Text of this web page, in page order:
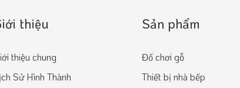
thiệu
thiệu chung
Sử Hình Thành
Sản phẩm
Đồ chơi gỗ
Thiết bị nhà bếp